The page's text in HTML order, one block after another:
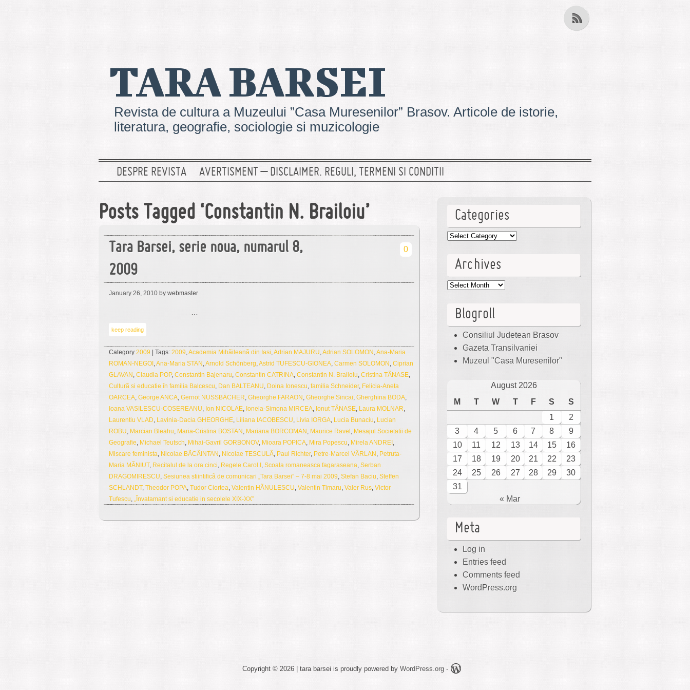
TARA BARSEI
Revista de cultura a Muzeului ”Casa Muresenilor” Brasov. Articole de istorie,
literatura, geografie, sociologie si muzicologie
DESPRE REVISTA AVERTISMENT – DISCLAIMER. REGULI, TERMENI SI CONDITII
Posts Tagged ‘Constantin N. Brailoiu’
Tara Barsei, serie noua, numarul 8,
2009
0
January 26, 2010 by webmaster
keep reading
Category 2009 | Tags: 2009,Academia Mihãileanã din Iasi,Adrian MAJURU,Adrian SOLOMON ,Ana-Maria
ROMAN-NEGOI ,Ana-Maria STAN ,Arnold Schönberg,Astrid TUFESCU-GIONEA, Carmen SOLOMON , Ciprian
GLAVAN , Claudia POP, Constantin Bajenaru, Constantin CATRINA, Constantin N. Brailoiu, Cristina TÃNASE,
Culturã si educatie în familia Balcescu, Dan BALTEANU, Doina Ionescu, familia Schneider, Felicia-Aneta
OARCEA, George ANCA, Gernot NUSSBÄCHER, Gheorghe FARAON , Gheorghe Sincai, Gherghina BODA,
Ioana VASILESCU-COSEREANU, Ion NICOLAE, Ionela-Simona MIRCEA, Ionut TÃNASE, Laura MOLNAR,
Laurentiu VLAD, Lavinia-Dacia GHEORGHE, Liliana IACOBESCU, Livia IORGA, Lucia Bunaciu, Lucian
ROBU, Marcian Bleahu, Maria-Cristina BOSTAN , Mariana BORCOMAN , Maurice Ravel , Mesajul Societatii de
Geografie, Michael Teutsch, Mihai-Gavril GORBONOV, Mioara POPICA, Mira Popescu, Mirela ANDREI ,
Miscare feminista, Nicolae BÃCÃINTAN , Nicolae TESCULÃ, Paul Richter, Petre-Marcel VÂRLAN , Petruta-
Maria MÃNIUT, Recitalul de la ora cinci, Regele Carol I , Scoala romaneasca fagaraseana, Serban
DRAGOMIRESCU, Sesiunea stiintificã de comunicari „Tara Barsei” – 7-8 mai 2009, Stefan Baciu, Steffen
SCHLANDT, Theodor POPA, Tudor Ciortea, Valentin HÃNULESCU, Valentin Timaru, Valer Rus, Victor
Tufescu, „Învatamant si educatie in secolele XIX-XX”
Categories
Categories
Archives
Archives
Blogroll
Consiliul Judetean Brasov
Gazeta Transilvaniei
Muzeul "Casa Muresenilor"
August 2026
M
T W T F S
S
1
2
3
4 5 6 7 8
9
10
11 12 13 14 15
16
17
18 19 20 21 22
23
24
25 26 27 28 29
30
31
« Mar
Meta
Log in
Entries feed
Comments feed
WordPress.org
Copyright © 2026 | tara barsei is proudly powered by WordPress.org-